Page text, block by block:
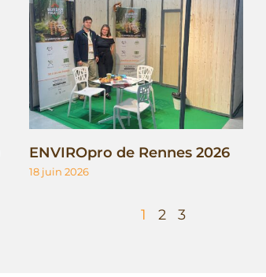
ENVIROpro de Rennes 2026
18 juin 2026
1 2 3